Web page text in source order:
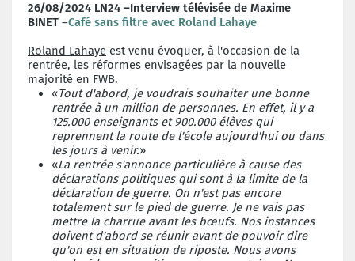
26/08/2024 LN24 –Interview télévisée de Maxime
BINET –Café sans filtre avec Roland Lahaye
Roland Lahaye est venu évoquer, à l'occasion de la
rentrée, les réformes envisagées par la nouvelle
majorité en FWB.
«Tout d'abord, je voudrais souhaiter une bonne
rentrée à un million de personnes. En effet, il y a
125.000 enseignants et 900.000 élèves qui
reprennent la route de l'école aujourd'hui ou dans
les jours à venir.»
«La rentrée s'annonce particulière à cause des
déclarations politiques qui sont à la limite de la
déclaration de guerre. On n'est pas encore
totalement sur le pied de guerre. Je ne vais pas
mettre la charrue avant les bœufs. Nos instances
doivent d'abord se réunir avant de pouvoir dire
qu'on est en situation de riposte. Nous avons